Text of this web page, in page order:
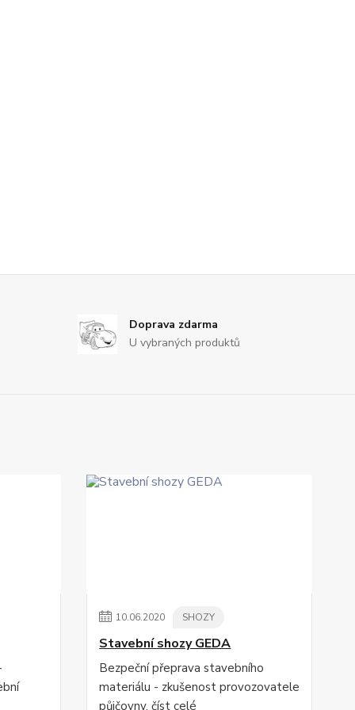
Doprava zdarma
U vybraných produktů
10.06.2020 SHOZY
Stavební shozy GEDA
Bezpeční přeprava stavebního
materiálu - zkušenost provozovatele
půjčovny.číst celé